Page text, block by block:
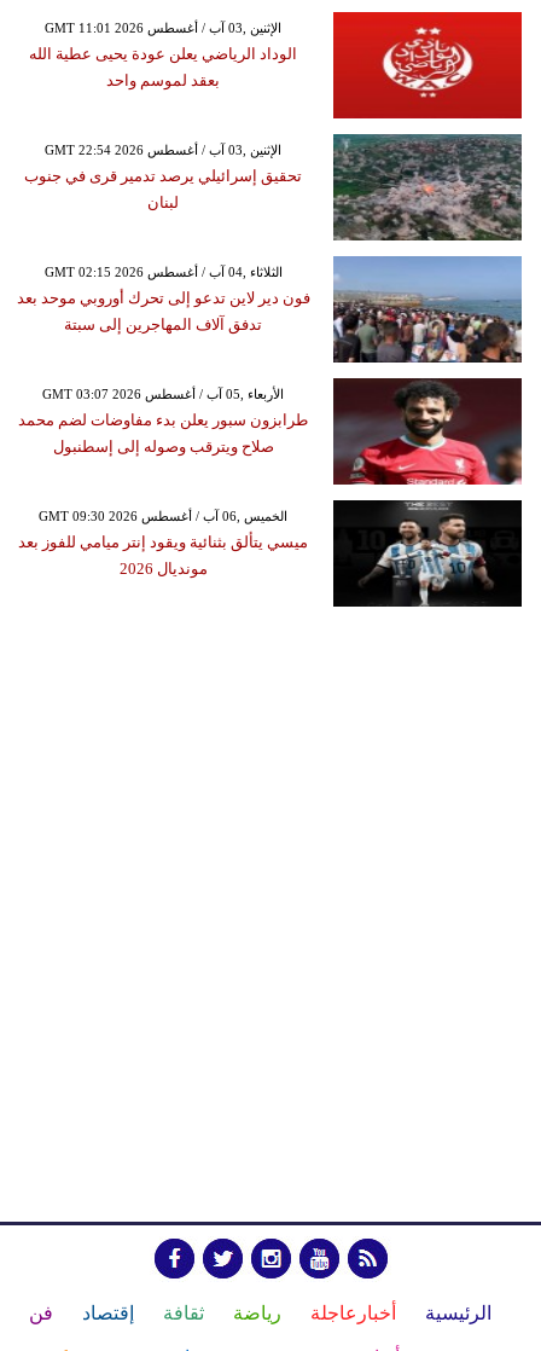
GMT 11:01 2026 الإثنين ,03 آب / أغسطس
الوداد الرياضي يعلن عودة يحيى عطية الله
بعقد لموسم واحد
GMT 22:54 2026 الإثنين ,03 آب / أغسطس
تحقيق إسرائيلي يرصد تدمير قرى في جنوب
لبنان
GMT 02:15 2026 الثلاثاء ,04 آب / أغسطس
فون دير لاين تدعو إلى تحرك أوروبي موحد بعد
تدفق آلاف المهاجرين إلى سبتة
GMT 03:07 2026 الأربعاء ,05 آب / أغسطس
طرابزون سبور يعلن بدء مفاوضات لضم محمد
صلاح ويترقب وصوله إلى إسطنبول
GMT 09:30 2026 الخميس ,06 آب / أغسطس
ميسي يتألق بثنائية ويقود إنتر ميامي للفوز بعد
مونديال 2026
الرئيسية أخبارعاجلة رياضة ثقافة إقتصاد فن